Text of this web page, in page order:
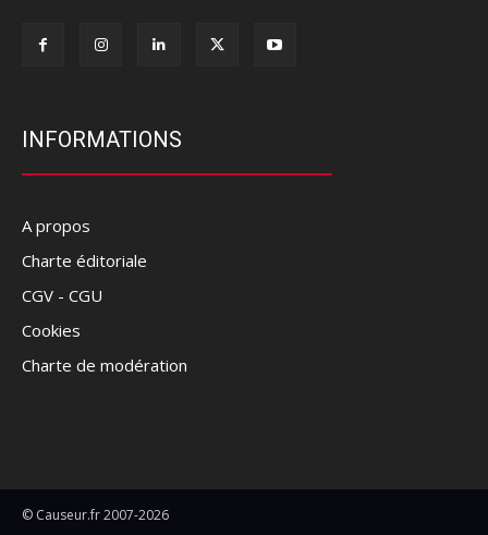
INFORMATIONS
A propos
Charte éditoriale
CGV - CGU
Cookies
Charte de modération
© Causeur.fr 2007-2026